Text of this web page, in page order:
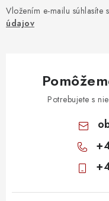
Vložením e-mailu súhlasíte s
údajov
Potrebujete s